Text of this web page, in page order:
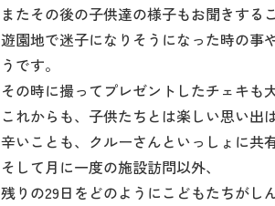
またその後の子供達の様子もお聞きする
遊園地で迷子になりそうになった時の事
うです。
その時に撮ってプレゼントしたチェキも
これからも、子供たちとは楽しい思い出
辛いことも、クルーさんといっしょに共
そして月に一度の施設訪問以外、
残りの29日をどのようにこどもたちがし